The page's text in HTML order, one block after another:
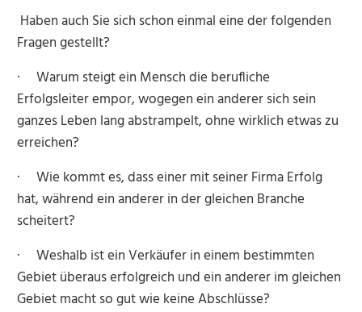
Haben auch Sie sich schon einmal eine der folgenden
Fragen gestellt?
· Warum steigt ein Mensch die berufliche
Erfolgsleiter empor, wogegen ein anderer sich sein
ganzes Leben lang abstrampelt, ohne wirklich etwas zu
erreichen?
· Wie kommt es, dass einer mit seiner Firma Erfolg
hat, während ein anderer in der gleichen Branche
scheitert?
· Weshalb ist ein Verkäufer in einem bestimmten
Gebiet überaus erfolgreich und ein anderer im gleichen
Gebiet macht so gut wie keine Abschlüsse?